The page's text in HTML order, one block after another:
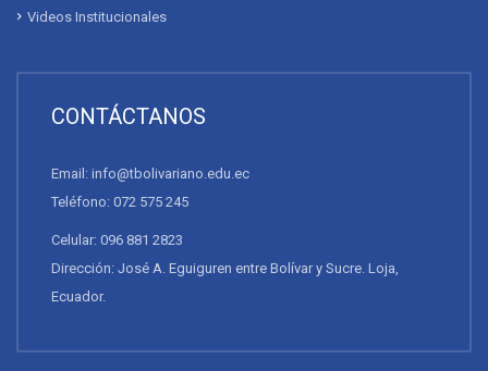
Videos Institucionales
CONTÁCTANOS
Email: info@tbolivariano.edu.ec
Teléfono: 072 575 245
Celular: 096 881 2823
Dirección: José A. Eguiguren entre Bolívar y Sucre. Loja,
Ecuador.